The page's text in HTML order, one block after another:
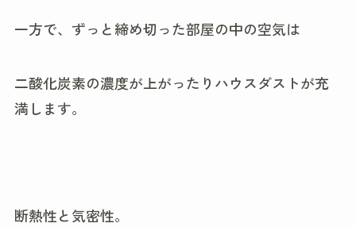
一方で、ずっと締め切った部屋の中の空気は
二酸化炭素の濃度が上がったりハウスダストが充
満します。
断熱性と気密性。